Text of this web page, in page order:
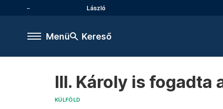
László
Menü Kereső
III. Károly is fogadta
KÜLFÖLD